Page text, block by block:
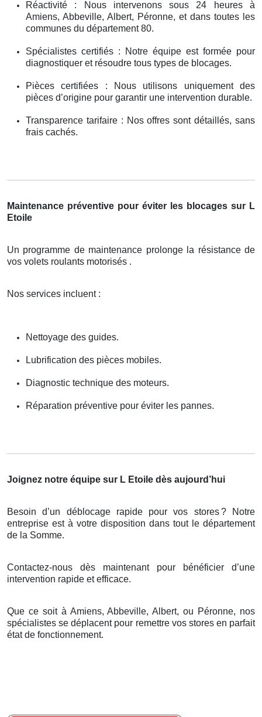
Réactivité : Nous intervenons sous 24 heures à
Amiens, Abbeville, Albert, Péronne, et dans toutes les
communes du département 80.
Spécialistes certifiés : Notre équipe est formée pour
diagnostiquer et résoudre tous types de blocages.
Pièces certifiées : Nous utilisons uniquement des
pièces d’origine pour garantir une intervention durable.
Transparence tarifaire : Nos offres sont détaillés, sans
frais cachés.
Maintenance préventive pour éviter les blocages sur L
Etoile
Un programme de maintenance prolonge la résistance de
vos volets roulants motorisés .
Nos services incluent :
Nettoyage des guides.
Lubrification des pièces mobiles.
Diagnostic technique des moteurs.
Réparation préventive pour éviter les pannes.
Joignez notre équipe sur L Etoile dès aujourd’hui
Besoin d’un déblocage rapide pour vos stores? Notre
entreprise est à votre disposition dans tout le département
de la Somme.
Contactez-nous dès maintenant pour bénéficier d’une
intervention rapide et efficace.
Que ce soit à Amiens, Abbeville, Albert, ou Péronne, nos
spécialistes se déplacent pour remettre vos stores en parfait
état de fonctionnement.